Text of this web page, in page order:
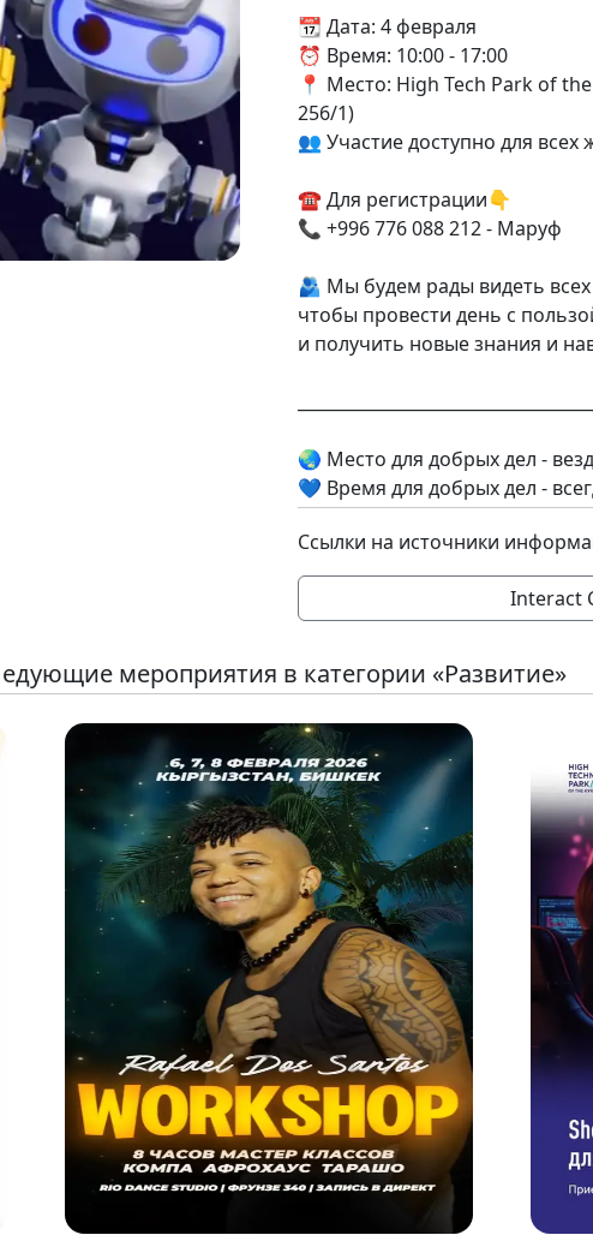
📆 Дата: 4 февраля
⏰ Время: 10:00 - 17:00
📍 Место: High Tech Park of
256/1)
👥 Участие доступно для
☎️ Для регистрации👇
📞 +996 776 088 212 - Маруф
🫂 Мы будем рады видеть
чтобы провести день с
и получить новые знания и
🌏 Место для добрых дел -
💙 Время для добрых дел -
Ссылки на источники
Interact
мероприятия в категории «Развитие»